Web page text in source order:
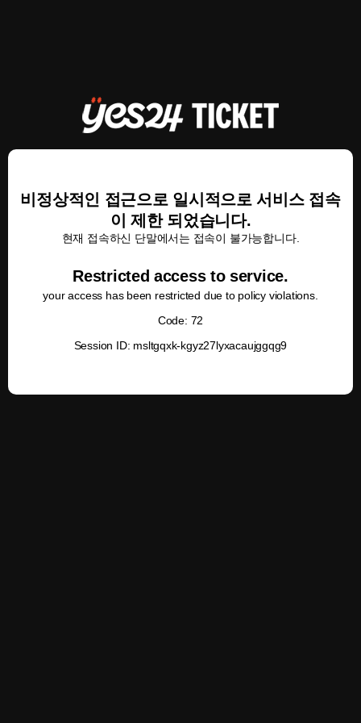
비정상적인 접근으로 일시적으로 서비스 접속
이 제한 되었습니다.
현재 접속하신 단말에서는 접속이 불가능합니다.
Restricted access to service.
your access has been restricted due to policy violations.
Code: 72
Session ID: msltgqxk-kgyz27lyxacaujggqg9